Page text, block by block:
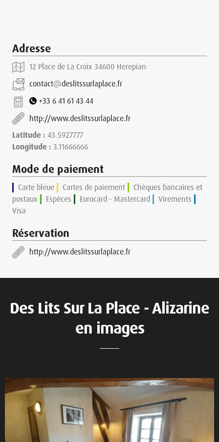
Adresse
12 Place de La Croix 34600 Herepian
contact
deslitssurlaplace.fr
+33 6 41 61 43 44
http://www.deslitssurlaplace.fr
Latitude : 43.5927777
Longitude : 3.11666666
Mode de paiement
Carte bleue Cartes de paiement
Chèques bancaires et
postaux
Espèces Eurocard - Mastercard
Virements
Visa
Réservation
http://www.deslitssurlaplace.fr
Des Lits Sur La Place - Alizarine
en images